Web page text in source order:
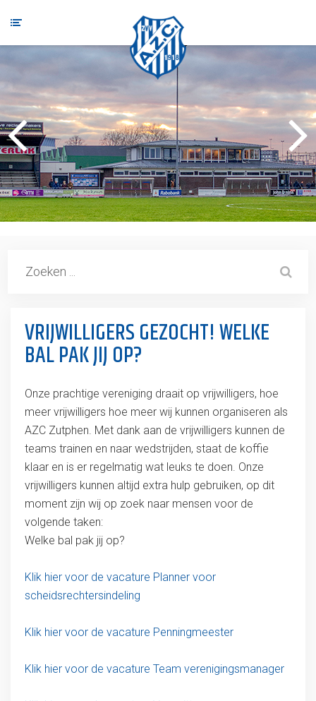
VRIJWILLIGERS GEZOCHT! WELKE
BAL PAK JIJ OP?
Onze prachtige vereniging draait op vrijwilligers, hoe
meer vrijwilligers hoe meer wij kunnen organiseren als
AZC Zutphen. Met dank aan de vrijwilligers kunnen de
teams trainen en naar wedstrijden, staat de koffie
klaar en is er regelmatig wat leuks te doen. Onze
vrijwilligers kunnen altijd extra hulp gebruiken, op dit
moment zijn wij op zoek naar mensen voor de
volgende taken:
Welke bal pak jij op?
Klik hier voor de vacature Planner voor
scheidsrechtersindeling
Klik hier voor de vacature Penningmeester
Klik hier voor de vacature Team verenigingsmanager